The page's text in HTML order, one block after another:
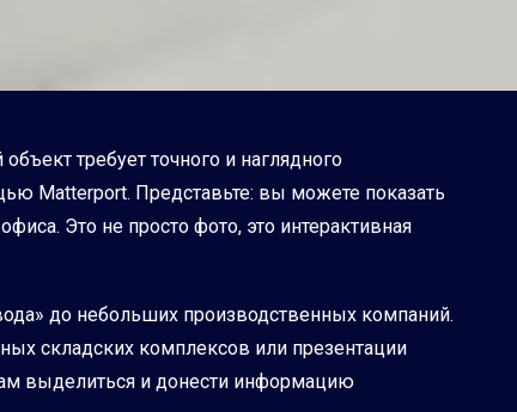
требует точного и наглядного
Matterport. Представьте: вы можете показать
Это не просто фото, это интерактивная
до небольших производственных компаний.
складских комплексов или презентации
выделиться и донести информацию